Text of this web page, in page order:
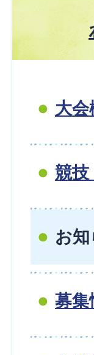
大会
競技
お
募集